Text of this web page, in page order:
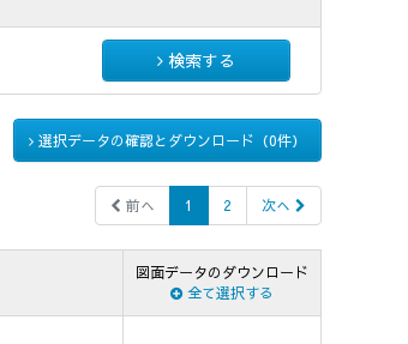
検索する
選択データの確認とダウンロード（0件）
前へ 1 2 次へ
図面データのダウンロード
全て選択する